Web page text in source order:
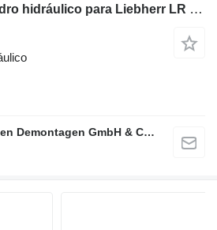
Liebherr LR 622 cilindro hidráulico para Liebherr LR 622 cargadora de cadenas
EGC Parts Baumaschinen Demontagen GmbH & Co. KG